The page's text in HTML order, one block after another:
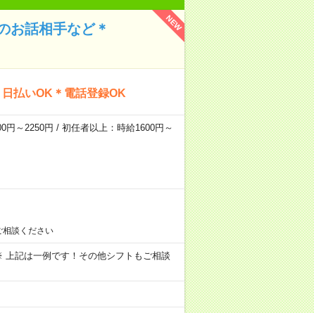
NEW
お話相手など＊
払いOK＊電話登録OK
～2250円 / 初任者以上：時給1600円～
談ください
上記は一例です！その他シフトもご相談